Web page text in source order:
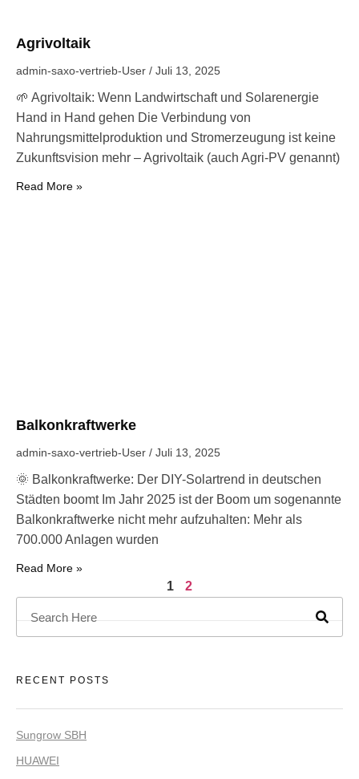
Agrivoltaik
admin-saxo-vertrieb-User Juli 13, 2025
🌱 Agrivoltaik: Wenn Landwirtschaft und Solarenergie
Hand in Hand gehen Die Verbindung von
Nahrungsmittelproduktion und Stromerzeugung ist keine
Zukunftsvision mehr – Agrivoltaik (auch Agri-PV genannt)
Read More »
Balkonkraftwerke
admin-saxo-vertrieb-User Juli 13, 2025
🌞 Balkonkraftwerke: Der DIY-Solartrend in deutschen
Städten boomt Im Jahr 2025 ist der Boom um sogenannte
Balkonkraftwerke nicht mehr aufzuhalten: Mehr als
700.000 Anlagen wurden
Read More »
1 2
RECENT POSTS
Sungrow SBH
HUAWEI